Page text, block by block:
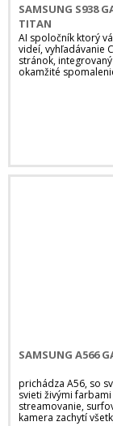
SAMSUNG S938
TITAN
AI spoločník ktorý
videí, vyhľadávanie
stránok,
okamžité
SAMSUNG A566
prichádza A56, so
svieti živými
streamovanie,
kamera zachytí